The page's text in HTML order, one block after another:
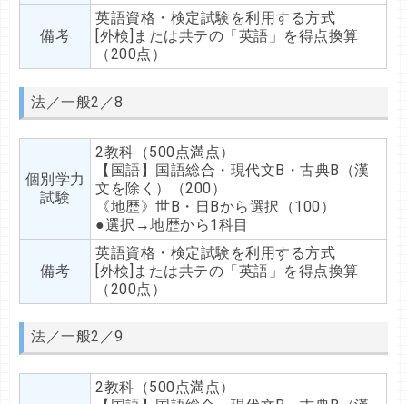
備考
英語資格・検定試験を利用する方式
[外検]または共テの「英語」を得点換算
（200点）
法／一般2／8
個別学力
試験
2教科（500点満点）
【国語】国語総合・現代文B・古典B（漢
文を除く）（200）
《地歴》世B・日Bから選択（100）
●選択→地歴から1科目
備考
英語資格・検定試験を利用する方式
[外検]または共テの「英語」を得点換算
（200点）
法／一般2／9
2教科（500点満点）